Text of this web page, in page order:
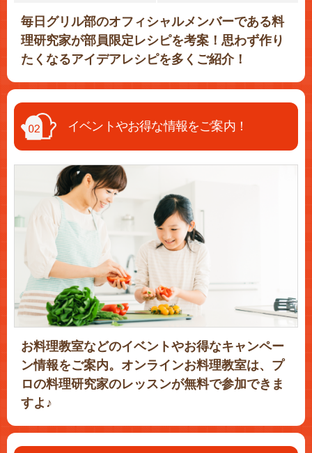
毎日グリル部のオフィシャルメンバーである料
理研究家が部員限定レシピを考案！思わず作り
たくなるアイデアレシピを多くご紹介！
イベントやお得な情報をご案内！
お料理教室などのイベントやお得なキャンペー
ン情報をご案内。オンラインお料理教室は、プ
ロの料理研究家のレッスンが無料で参加できま
すよ♪